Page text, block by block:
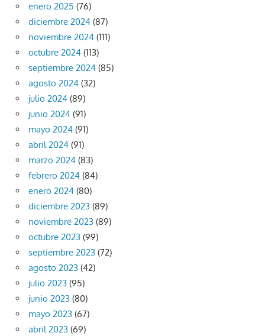
enero 2025 (76)
diciembre 2024 (87)
noviembre 2024 (111)
octubre 2024 (113)
septiembre 2024 (85)
agosto 2024 (32)
julio 2024 (89)
junio 2024 (91)
mayo 2024 (91)
abril 2024 (91)
marzo 2024 (83)
febrero 2024 (84)
enero 2024 (80)
diciembre 2023 (89)
noviembre 2023 (89)
octubre 2023 (99)
septiembre 2023 (72)
agosto 2023 (42)
julio 2023 (95)
junio 2023 (80)
mayo 2023 (67)
abril 2023 (69)